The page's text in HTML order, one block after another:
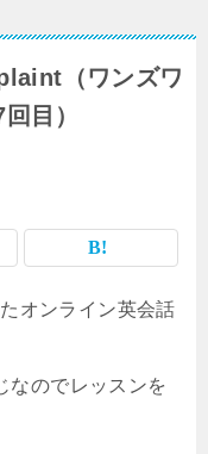
（ワンズワ
目）
オンライン英会話
なのでレッスンを